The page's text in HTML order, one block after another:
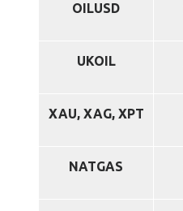
OILUSD
UKOIL
XAU, XAG, XPT
NATGAS